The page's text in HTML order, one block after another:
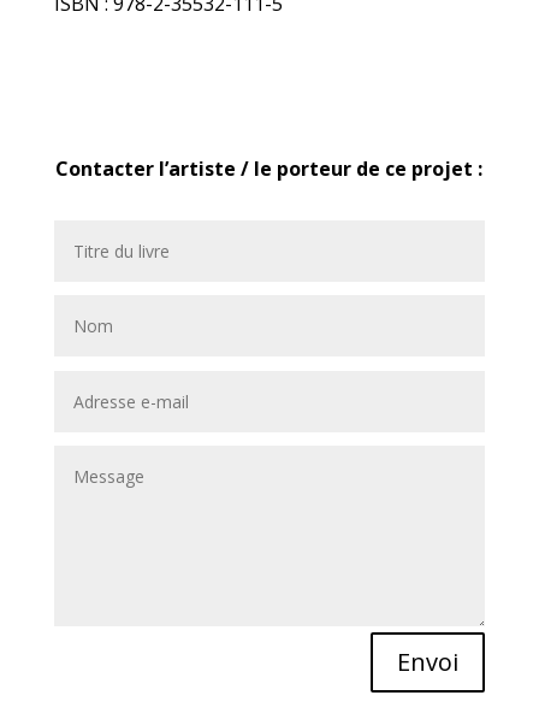
Contacter l’artiste / le porteur de ce projet :
Envoi